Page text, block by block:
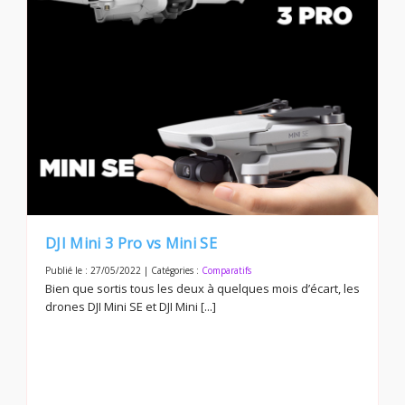
DJI Mini 3 Pro vs Mini SE
Publié le : 27/05/2022 | Catégories : Comparatifs
Bien que sortis tous les deux à quelques mois d’écart, les
drones DJI Mini SE et DJI Mini [...]